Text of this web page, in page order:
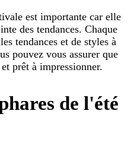
est importante car elle
des tendances. Chaque
tendances et de styles à
pouvez vous assurer que
prêt à impressionner.
de l'été